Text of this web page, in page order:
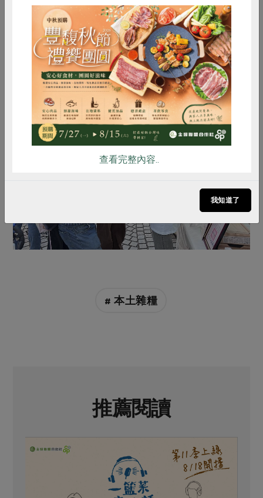
攤位互動任務的民眾，即可獲贈限量「雜糧種子球盆栽」
一份，歡迎利用12月6日、7日的週末假期，蒞臨中正紀念
堂兩廳院藝文廣場的國產雜糧計畫攤位，體驗國產雜糧的
美味與活力，以實際行動支持臺灣在地農業。
# 本土雜糧
推薦閱讀
惜食 RPET 食譜 減硝酸鹽
雞蛋 食安 共同購買
查看完整內容..
我知道了